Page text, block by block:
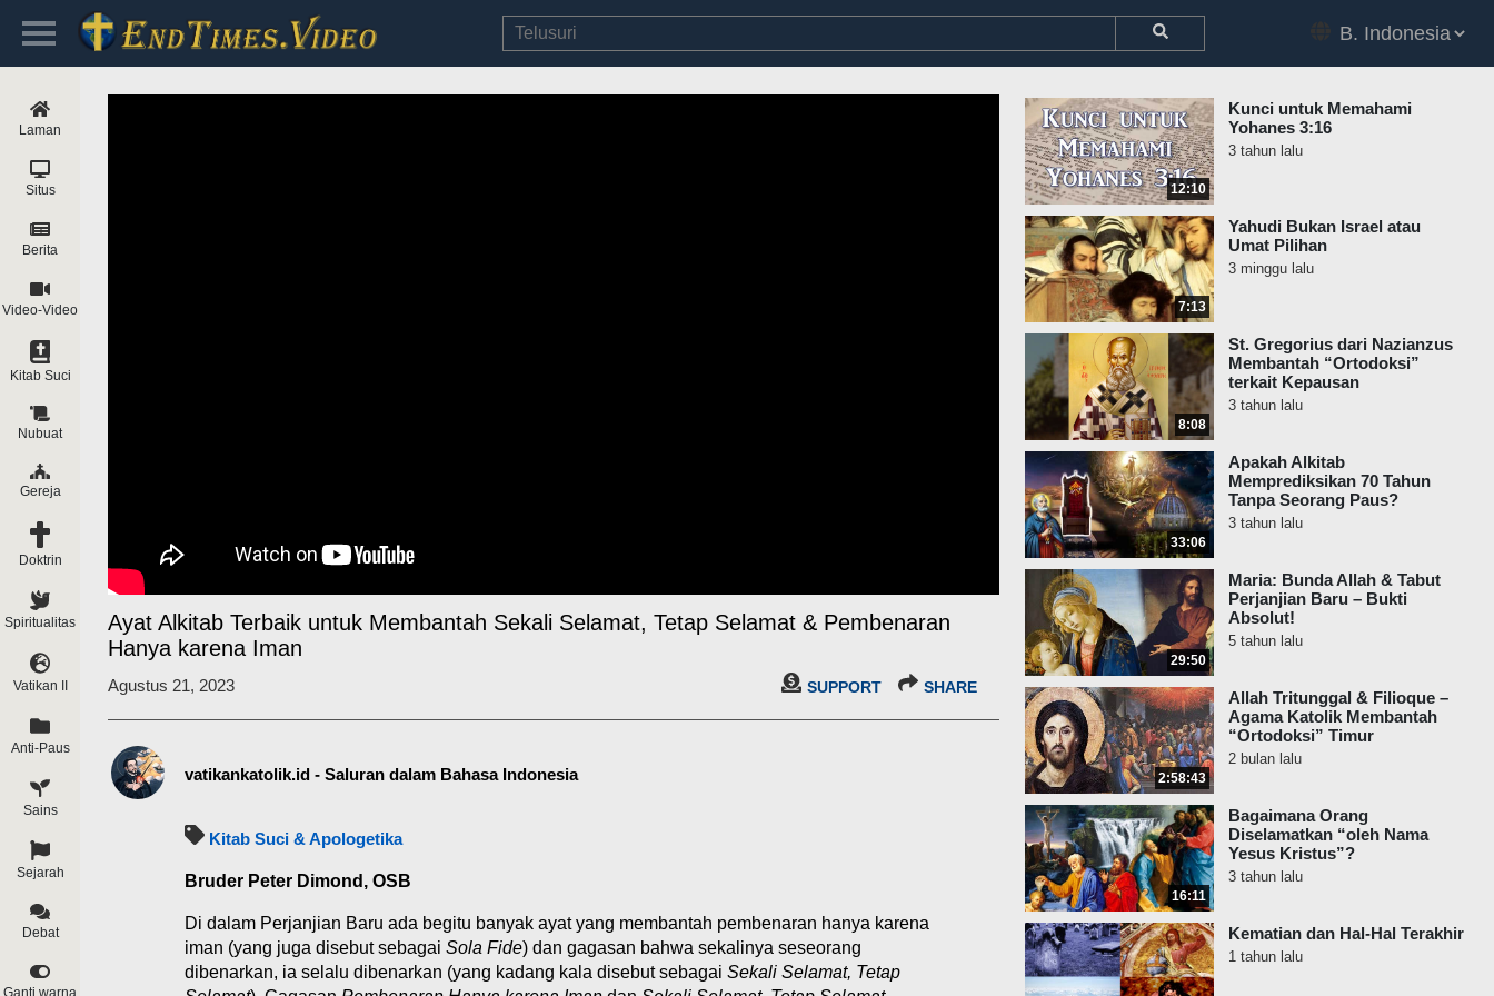
Ayat Alkitab Terbaik untuk Membantah Sekali Selamat, Tetap Selamat & Pembenaran
Hanya karena Iman
Agustus 21, 2023 SUPPORT SHARE
vatikankatolik.id - Saluran dalam Bahasa Indonesia
Kitab Suci & Apologetika
Bruder Peter Dimond, OSB
Di dalam Perjanjian Baru ada begitu banyak ayat yang membantah pembenaran hanya karena
iman (yang juga disebut sebagai Sola Fide) dan gagasan bahwa sekalinya seseorang
dibenarkan, ia selalu dibenarkan (yang kadang kala disebut sebagai Sekali Selamat, Tetap
12:10
Kunci untuk Memahami
Yohanes 3:16
3 tahun lalu
7:13
Yahudi Bukan Israel atau
Umat Pilihan
3 minggu lalu
8:08
St. Gregorius dari Nazianzus
Membantah “Ortodoksi”
terkait Kepausan
3 tahun lalu
33:06
Apakah Alkitab
Memprediksikan 70 Tahun
Tanpa Seorang Paus?
3 tahun lalu
29:50
Maria: Bunda Allah & Tabut
Perjanjian Baru – Bukti
Absolut!
5 tahun lalu
2:58:43
Allah Tritunggal & Filioque –
Agama Katolik Membantah
“Ortodoksi” Timur
2 bulan lalu
16:11
Bagaimana Orang
Diselamatkan “oleh Nama
Yesus Kristus”?
3 tahun lalu
Kematian dan Hal-Hal Terakhir
1 tahun lalu
Laman
Situs
Berita
Video-Video
Kitab Suci
Nubuat
Gereja
Doktrin
Spiritualitas
Vatikan II
Anti-Paus
Sains
Sejarah
Debat
Ganti warna